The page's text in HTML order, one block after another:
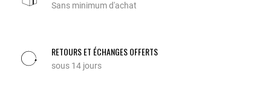
Sans minimum d'achat
RETOURS ET ÉCHANGES OFFERTS
sous 14 jours